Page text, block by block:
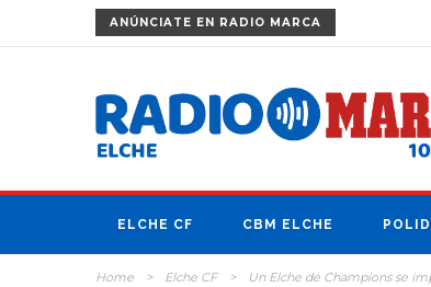
ANÚNCIATE EN RADIO MARCA
ELCHE CF CBM ELCHE
Home > Elche CF > Un Elche de Champions se